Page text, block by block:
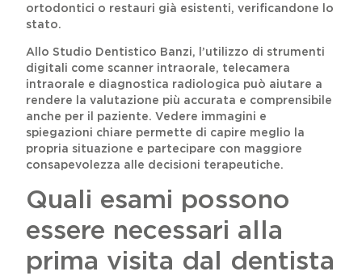
ortodontici o restauri già esistenti, verificandone lo
stato.
Allo Studio Dentistico Banzi, l’utilizzo di strumenti
digitali come scanner intraorale, telecamera
intraorale e diagnostica radiologica può aiutare a
rendere la valutazione più accurata e comprensibile
anche per il paziente. Vedere immagini e
spiegazioni chiare permette di capire meglio la
propria situazione e partecipare con maggiore
consapevolezza alle decisioni terapeutiche.
Quali esami possono
essere necessari alla
prima visita dal dentista